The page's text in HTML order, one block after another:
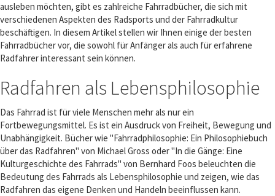
ausleben möchten, gibt es zahlreiche Fahrradbücher, die sich mit
verschiedenen Aspekten des Radsports und der Fahrradkultur
beschäftigen. In diesem Artikel stellen wir Ihnen einige der besten
Fahrradbücher vor, die sowohl für Anfänger als auch für erfahrene
Radfahrer interessant sein können.
Radfahren als Lebensphilosophie
Das Fahrrad ist für viele Menschen mehr als nur ein
Fortbewegungsmittel. Es ist ein Ausdruck von Freiheit, Bewegung und
Unabhängigkeit. Bücher wie "Fahrradphilosophie: Ein Philosophiebuch
über das Radfahren" von Michael Gross oder "In die Gänge: Eine
Kulturgeschichte des Fahrrads" von Bernhard Foos beleuchten die
Bedeutung des Fahrrads als Lebensphilosophie und zeigen, wie das
Radfahren das eigene Denken und Handeln beeinflussen kann.